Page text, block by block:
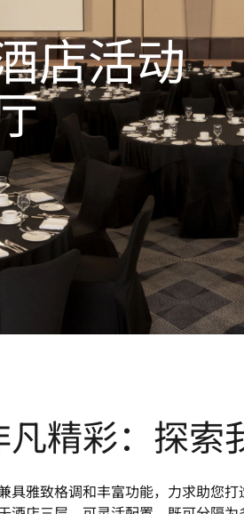
店活动
凡精彩：探索
具雅致格调和丰富功能，力求助您